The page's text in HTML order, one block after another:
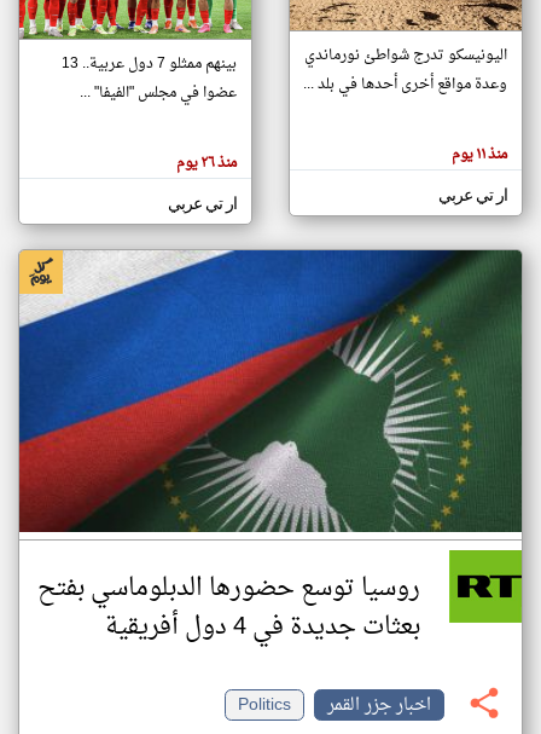
تغيير الدولة
اخبار جزر القمر على مدار الساعة
أهم اخبار جزر القمر العاجلة والمباشرة
هنا عن
وجهة
كاتبيها.
اليونيسكو تدرج شواطئ نورماندي
وعدة مواقع أخرى أحدها في بلد ...
منذ ١١ يوم
ار تي عربي
بينهم ممثلو 7 دول عربية.. 13
عضوا في مجلس "الفيفا" ...
منذ ٢٦ يوم
ار تي عربي
روسيا توسع حضورها الدبلوماسي بفتح
بعثات جديدة في 4 دول أفريقية
اخبار جزر القمر
Politics
klyoum.com